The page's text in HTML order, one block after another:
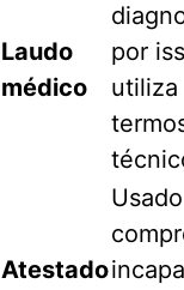
Laudo
médico
por
utiliza
Atestado